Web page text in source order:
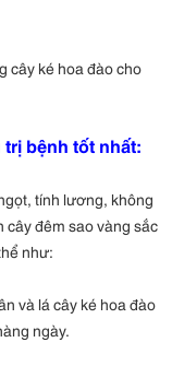
cây ké hoa đào cho
trị bệnh tốt nhất:
tính lương, không
cây đêm sao vàng sắc
như:
và lá cây ké hoa đào
ngày.